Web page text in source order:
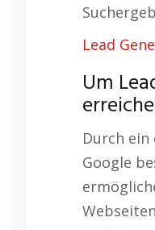
Lead
Um
Durch
Google